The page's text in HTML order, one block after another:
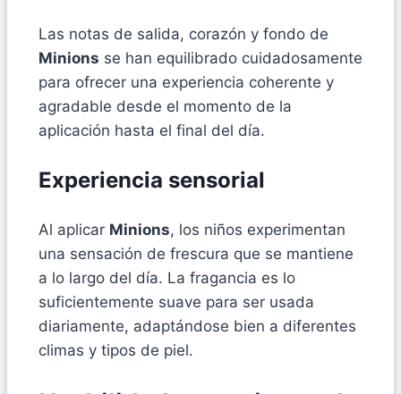
Las notas de salida, corazón y fondo de
Minions se han equilibrado cuidadosamente
para ofrecer una experiencia coherente y
agradable desde el momento de la
aplicación hasta el final del día.
Experiencia sensorial
Al aplicar Minions, los niños experimentan
una sensación de frescura que se mantiene
a lo largo del día. La fragancia es lo
suficientemente suave para ser usada
diariamente, adaptándose bien a diferentes
climas y tipos de piel.